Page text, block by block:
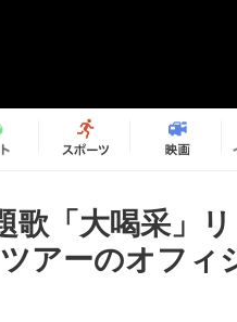
「大喝采」
アーのオフィ